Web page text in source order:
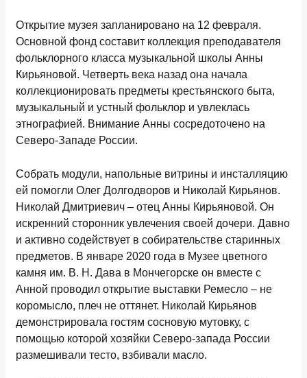
Открытие музея запланировано на 12 февраля.
Основной фонд составит коллекция преподавателя
фольклорного класса музыкальной школы Анны
Кирьяновой. Четверть века назад она начала
коллекционировать предметы крестьянского быта,
музыкальный и устный фольклор и увлеклась
этнографией. Внимание Анны сосредоточено на
Северо-Западе России.
Собрать модули, напольные витрины и инсталляцию
ей помогли Олег Долгодворов и Николай Кирьянов.
Николай Дмитриевич – отец Анны Кирьяновой. Он
искренний сторонник увлечения своей дочери. Давно
и активно содействует в собирательстве старинных
предметов. В январе 2020 года в Музее цветного
камня им. В. Н. Дава в Мончегорске он вместе с
Анной проводил открытие выставки Ремесло – не
коромысло, плеч не оттянет. Николай Кирьянов
демонстрировала гостям сосновую мутовку, с
помощью которой хозяйки Северо-запада России
размешивали тесто, взбивали масло.